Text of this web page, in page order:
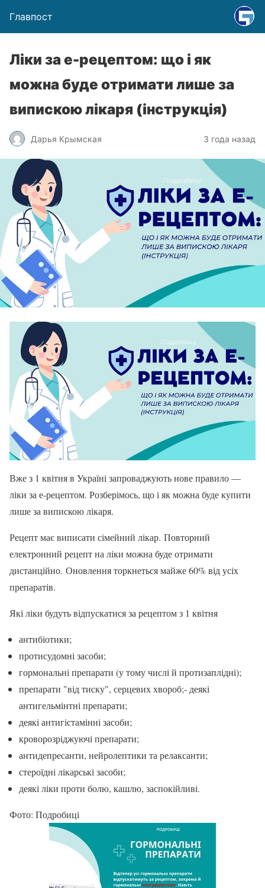
Главпост
Ліки за е-рецептом: що і як
можна буде отримати лише за
випискою лікаря (інструкція)
Дарья Крымская 3 года назад
Вже з 1 квітня в Україні запроваджують нове правило —
ліки за е-рецептом. Розберімось, що і як можна буде купити
лише за випискою лікаря.
Рецепт має виписати сімейний лікар. Повторний
електронний рецепт на ліки можна буде отримати
дистанційно. Оновлення торкнеться майже 60% від усіх
препаратів.
Які ліки будуть відпускатися за рецептом з 1 квітня
антибіотики;
протисудомні засоби;
гормональні препарати (у тому числі й протизаплідні);
препарати "від тиску", серцевих хвороб;- деякі
антигельмінтні препарати;
деякі антигістамінні засоби;
кроворозріджуючі препарати;
антидепресанти, нейролептики та релаксанти;
стероїдні лікарські засоби;
деякі ліки проти болю, кашлю, заспокійливі.
Фото: Подробиці